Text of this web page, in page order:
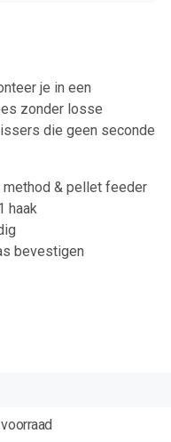
je in een
zonder losse
die geen seconde
& pellet feeder
haak
bevestigen